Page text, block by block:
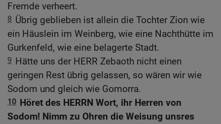
Fremde verheert.
8 Übrig geblieben ist allein die Tochter Zion wie
ein Häuslein im Weinberg, wie eine Nachthütte im
Gurkenfeld, wie eine belagerte Stadt.
9 Hätte uns der HERR Zebaoth nicht einen
geringen Rest übrig gelassen, so wären wir wie
Sodom und gleich wie Gomorra.
10 Höret des HERRN Wort, ihr Herren von
Sodom! Nimm zu Ohren die Weisung unsres